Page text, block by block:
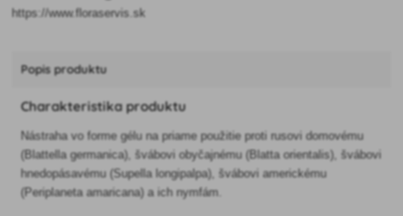
https://www.floraservis.sk
Popis produktu
Charakteristika produktu
Nástraha vo forme gélu na priame použitie proti rusovi domovému
(Blattella germanica), švábovi obyčajnému (Blatta orientalis), švábovi
hnedopásavému (Supella longipalpa), švábovi americkému
(Periplaneta amaricana) a ich nymfám.